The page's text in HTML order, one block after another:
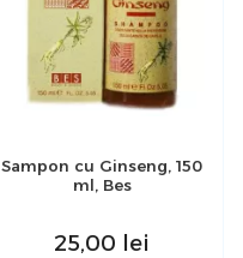
Sampon cu Ginseng, 150
ml, Bes
25,00 lei